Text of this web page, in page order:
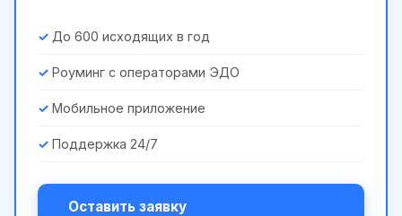
До 600 исходящих в год
Роуминг с операторами ЭДО
Мобильное приложение
Поддержка 24/7
Оставить заявку